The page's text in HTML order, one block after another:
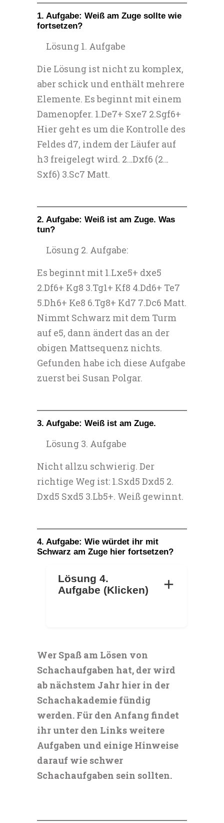
1. Aufgabe: Weiß am Zuge sollte wie
fortsetzen?
Lösung 1. Aufgabe
Die Lösung ist nicht zu komplex,
aber schick und enthält mehrere
Elemente. Es beginnt mit einem
Damenopfer. 1.De7+ Sxe7 2.Sgf6+
Hier geht es um die Kontrolle des
Feldes d7, indem der Läufer auf
h3 freigelegt wird. 2…Dxf6 (2…
Sxf6) 3.Sc7 Matt.
2. Aufgabe: Weiß ist am Zuge. Was
tun?
Lösung 2. Aufgabe:
Es beginnt mit 1.Lxe5+ dxe5
2.Df6+ Kg8 3.Tg1+ Kf8 4.Dd6+ Te7
5.Dh6+ Ke8 6.Tg8+ Kd7 7.Dc6 Matt.
Nimmt Schwarz mit dem Turm
auf e5, dann ändert das an der
obigen Mattsequenz nichts.
Gefunden habe ich diese Aufgabe
zuerst bei Susan Polgar.
3. Aufgabe: Weiß ist am Zuge.
Lösung 3. Aufgabe
Nicht allzu schwierig. Der
richtige Weg ist: 1.Sxd5 Dxd5 2.
Dxd5 Sxd5 3.Lb5+. Weiß gewinnt.
4. Aufgabe: Wie würdet ihr mit
Schwarz am Zuge hier fortsetzen?
Lösung 4.
Aufgabe (Klicken)
Wer Spaß am Lösen von
Schachaufgaben hat, der wird
ab nächstem Jahr hier in der
Schachakademie fündig
werden. Für den Anfang findet
ihr unter den Links weitere
Aufgaben und einige Hinweise
darauf wie schwer
Schachaufgaben sein sollten.